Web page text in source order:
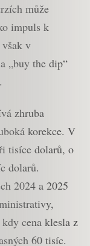
může
impuls k
v
„buy the dip“
zhruba
korekce. V
tisíce dolarů, o
dolarů.
2024 a 2025
cena klesla z
60 tisíc.